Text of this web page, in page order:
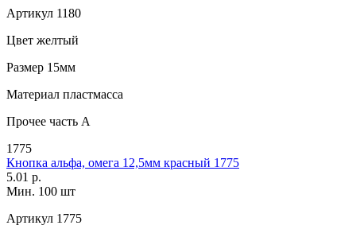
Артикул 1180
Цвет желтый
Размер 15мм
Материал пластмасса
Прочее часть A
1775
Кнопка альфа, омега 12,5мм красный 1775
5.01 р.
Мин. 100 шт
Артикул 1775